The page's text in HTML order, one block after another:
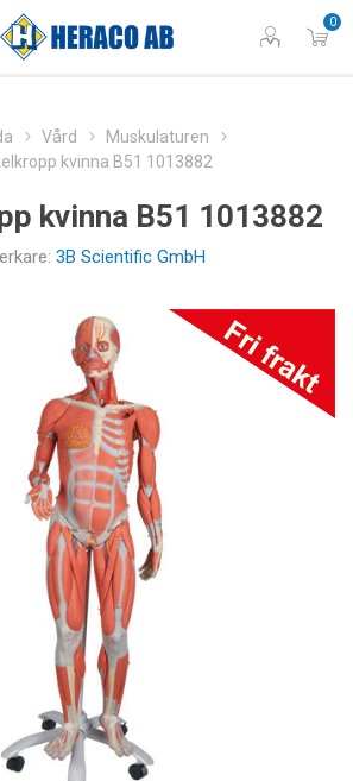
0
Vård
Muskulaturen
kvinna B51 1013882
kvinna B51 1013882
3B Scientific GmbH